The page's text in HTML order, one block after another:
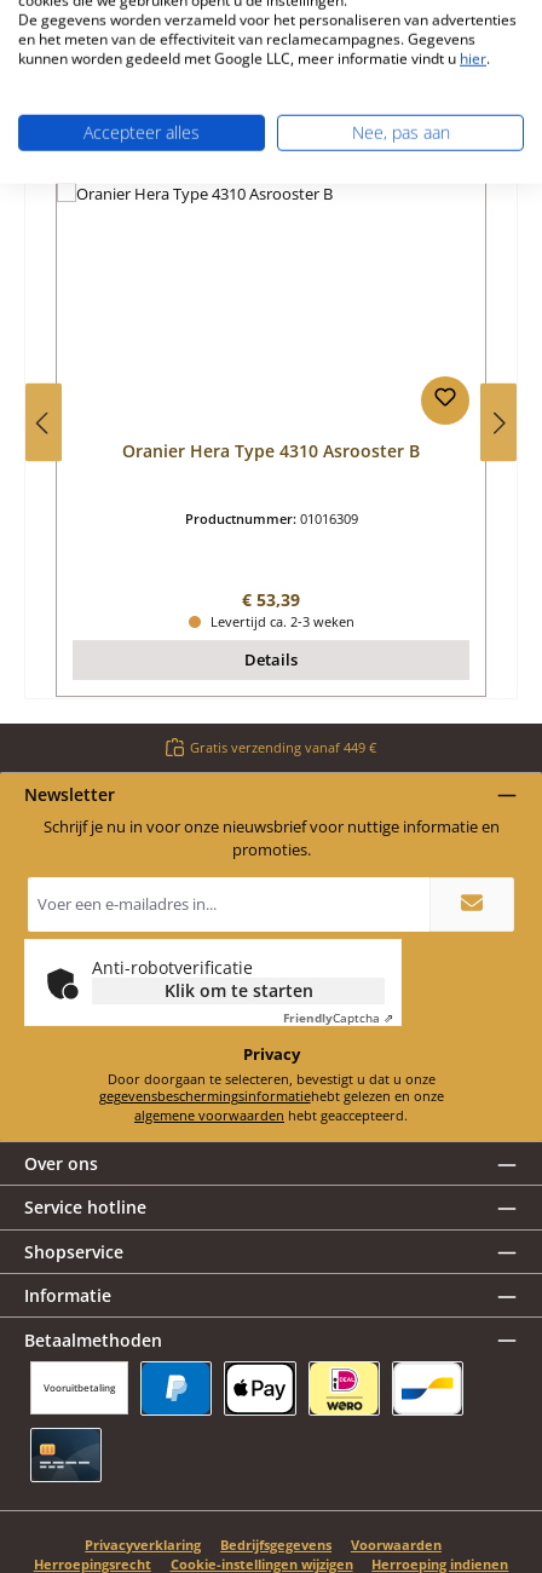
Productgalerij overslaan
Oranier Hera Type 4310 Asrooster B
Productnummer: 01016309
Normale prijs:
€ 53,39
Levertijd ca. 2-3 weken
Details
Gratis verzending vanaf 449 €
Newsletter
Schrijf je nu in voor onze nieuwsbrief voor nuttige informatie en
promoties.
mailadres
Anti-robotverificatie
Klik om te starten
FriendlyCaptcha ⇗
Privacy
Door doorgaan te selecteren, bevestigt u dat u onze
gegevensbeschermingsinformatie
hebt gelezen en onze
algemene voorwaarden hebt geaccepteerd.
Over ons
Service hotline
Shopservice
Informatie
Betaalmethoden
Vooruitbetaling
Privacyverklaring Bedrijfsgegevens
Voorwaarden
Herroepingsrecht
Cookie-instellingen wijzigen Herroeping indienen
De gegevens worden verzameld voor het personaliseren van advertenties
en het meten van de effectiviteit van reclamecampagnes. Gegevens
kunnen worden gedeeld met Google LLC, meer informatie vindt u hier.
Accepteer alles Nee, pas aan